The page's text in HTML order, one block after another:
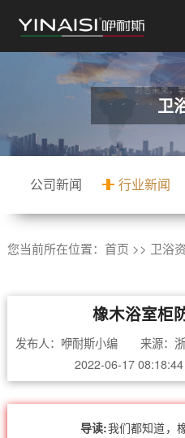
卫
公司新闻 行业新闻
您当前所在位置： 首页 >> 卫浴
橡木浴室柜
发布人：咿耐斯小编 来源：
2022-06-17
导读:我们都知道，